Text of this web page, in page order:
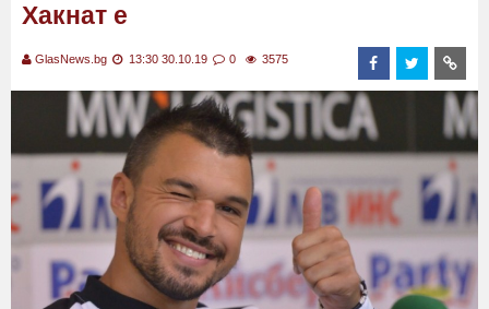
Хакнат е
GlasNews.bg 13:30 30.10.19 0 3575